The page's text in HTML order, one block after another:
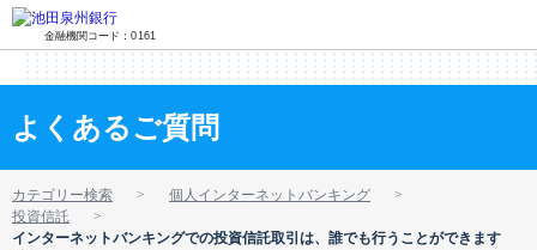
金融機関コード：0161
よくあるご質問
カテゴリー検索
個人インターネットバンキング
投資信託
インターネットバンキングでの投資信託取引は、誰でも行うことができます